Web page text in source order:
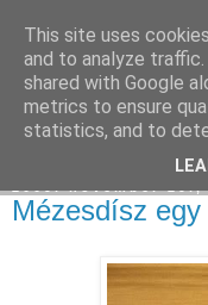
Moha
Mézesdísz
This site uses
and to analyze traffic.
shared with Google
metrics to ensure
statistics, and to